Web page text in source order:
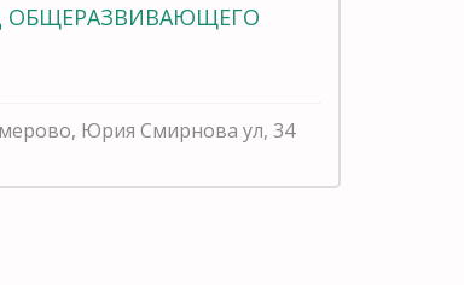
ОБЩЕРАЗВИВАЮЩЕГО
Юрия Смирнова ул, 34